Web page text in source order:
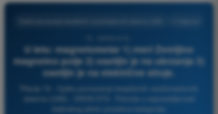
U letu: magnetometar 1) meri Zemljino
magnetno polje 2) osetljiv je na ubrzanja 3)
osetljiv je na električne struje.